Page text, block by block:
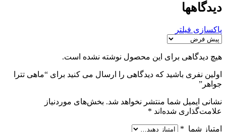
دیدگاهها
پاکسازی فیلتر
هیچ دیدگاهی برای این محصول نوشته نشده است.
اولین نفری باشید که دیدگاهی را ارسال می کنید برای “ماهی تترا
جواهر”
نشانی ایمیل شما منتشر نخواهد شد. بخش‌های موردنیاز
علامت‌گذاری شده‌اند *
امتیاز شما *